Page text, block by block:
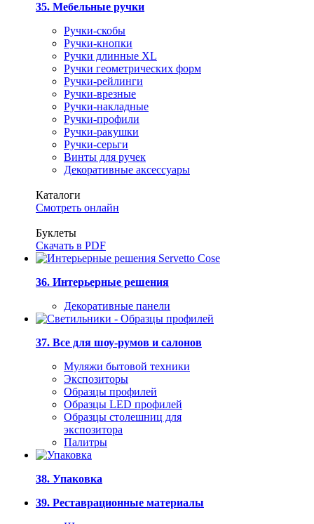
35. Мебельные ручки
Ручки-скобы
Ручки-кнопки
Ручки длинные XL
Ручки геометрических форм
Ручки-рейлинги
Ручки-врезные
Ручки-накладные
Ручки-профили
Ручки-ракушки
Ручки-серьги
Винты для ручек
Декоративные аксессуары
Каталоги
Смотреть онлайн
Буклеты
Скачать в PDF
36. Интерьерные решения
Декоративные панели
37. Все для шоу-румов и салонов
Муляжи бытовой техники
Экспозиторы
Образцы профилей
Образцы LED профилей
Образцы столешниц для
экспозитора
Палитры
38. Упаковка
39. Реставрационные материалы